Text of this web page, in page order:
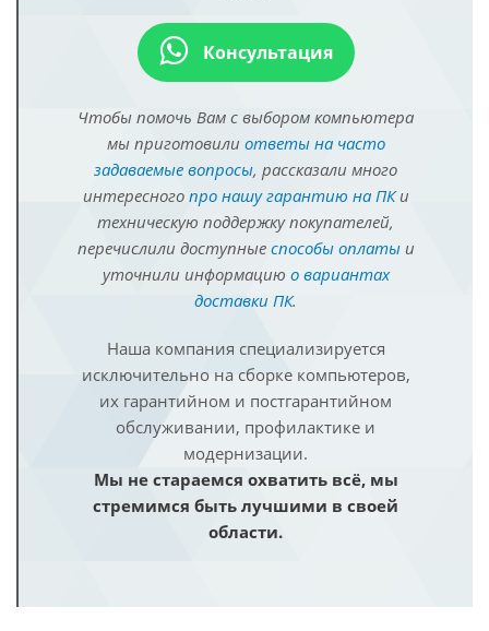
Консультация
Чтобы помочь Вам с выбором компьютера
мы приготовили ответы на часто
задаваемые вопросы, рассказали много
интересного про нашу гарантию на ПКи
техническую поддержку покупателей,
перечислили доступные способы оплатыи
уточнили информацию о вариантах
доставки ПК.
Наша компания специализируется
исключительно на сборке компьютеров,
их гарантийном и постгарантийном
обслуживании, профилактике и
модернизации.
Мы не стараемся охватить всё, мы
стремимся быть лучшими в своей
области.